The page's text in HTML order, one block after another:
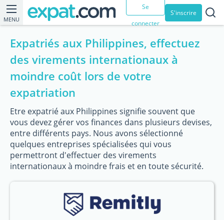
MENU
Se
connecter
S'inscrire
Expatriés aux Philippines, effectuez
des virements internationaux à
moindre coût lors de votre
expatriation
Etre expatrié aux Philippines signifie souvent que
vous devez gérer vos finances dans plusieurs devises,
entre différents pays. Nous avons sélectionné
quelques entreprises spécialisées qui vous
permettront d'effectuer des virements
internationaux à moindre frais et en toute sécurité.